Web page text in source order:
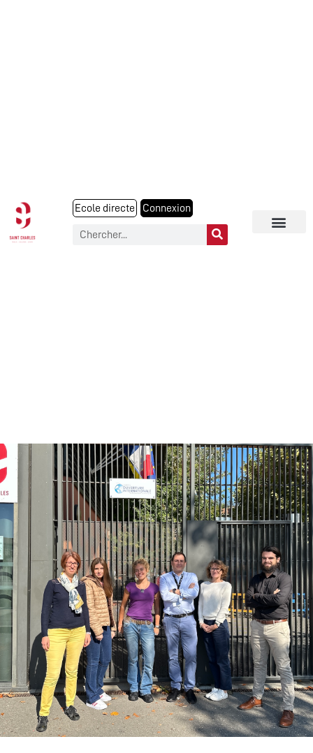
Ecole directe Connexion